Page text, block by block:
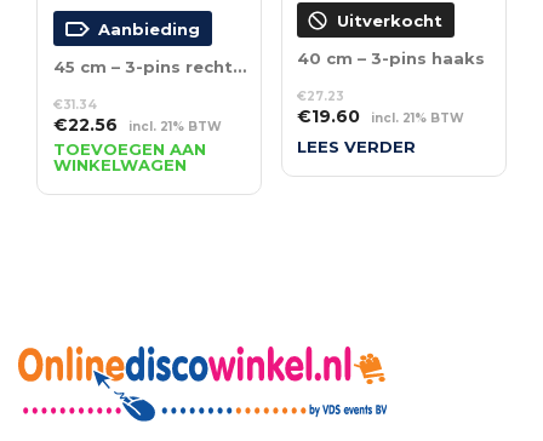
Aanbieding
45 cm – 3-pins recht – dimbaar
€31.34
Oorspronkelijke
prijs
was:
€31.34.
€22.56Huidige
prijs
is:
€22.56.
incl. 21% BTW
TOEVOEGEN AAN
WINKELWAGEN
Uitverkocht
40 cm – 3-pins haaks
€27.23
Oorspronkelijke
prijs
€27.23.
€19.60Huidige
prijs
€19.60.
incl. 21% BTW
LEES VERDER